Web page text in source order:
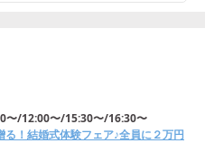
〜/12:00〜/15:30〜/16:30〜
る！結婚式体験フェア♪全員に２万円